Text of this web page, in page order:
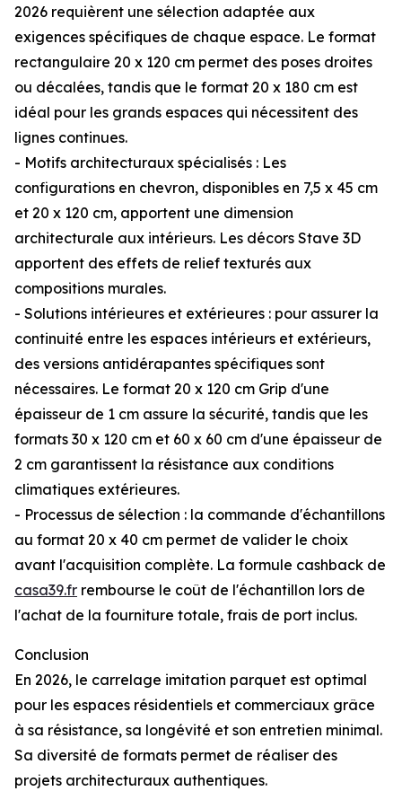
2026 requièrent une sélection adaptée aux
exigences spécifiques de chaque espace. Le format
rectangulaire 20 x 120 cm permet des poses droites
ou décalées, tandis que le format 20 x 180 cm est
idéal pour les grands espaces qui nécessitent des
lignes continues.
- Motifs architecturaux spécialisés : Les
configurations en chevron, disponibles en 7,5 x 45 cm
et 20 x 120 cm, apportent une dimension
architecturale aux intérieurs. Les décors Stave 3D
apportent des effets de relief texturés aux
compositions murales.
- Solutions intérieures et extérieures : pour assurer la
continuité entre les espaces intérieurs et extérieurs,
des versions antidérapantes spécifiques sont
nécessaires. Le format 20 x 120 cm Grip d'une
épaisseur de 1 cm assure la sécurité, tandis que les
formats 30 x 120 cm et 60 x 60 cm d'une épaisseur de
2 cm garantissent la résistance aux conditions
climatiques extérieures.
- Processus de sélection : la commande d'échantillons
au format 20 x 40 cm permet de valider le choix
avant l'acquisition complète. La formule cashback de
casa39.fr rembourse le coût de l'échantillon lors de
l'achat de la fourniture totale, frais de port inclus.
Conclusion
En 2026, le carrelage imitation parquet est optimal
pour les espaces résidentiels et commerciaux grâce
à sa résistance, sa longévité et son entretien minimal.
Sa diversité de formats permet de réaliser des
projets architecturaux authentiques.